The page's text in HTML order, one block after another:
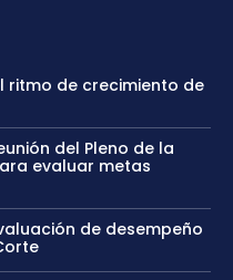
ritmo de crecimiento de
del Pleno de la
evaluar metas
de desempeño